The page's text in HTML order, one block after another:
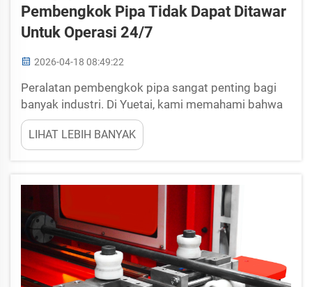
Pembengkok Pipa Tidak Dapat Ditawar
Untuk Operasi 24/7
2026-04-18 08:49:22
Peralatan pembengkok pipa sangat penting bagi
banyak industri. Di Yuetai, kami memahami bahwa
mesin-mesin ini harus beroperasi siang dan malam
tanpa henti. Jika mesin-mesin ini rusak atau aus
terlalu cepat, hal ini dapat menyebabkan masalah
pembengkok pipa...
LIHAT LEBIH BANYAK